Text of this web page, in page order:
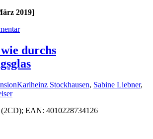
2019]
durchs
Karlheinz Stockhausen, Sabine Liebner,
EAN: 4010228734126